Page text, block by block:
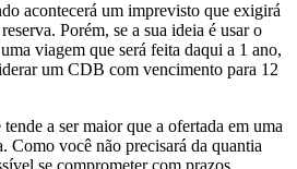
acontecerá um imprevisto que exigirá
Porém, se a sua ideia é usar o
viagem que será feita daqui a 1 ano,
um CDB com vencimento para 12
a ser maior que a ofertada em uma
Como você não precisará da quantia
se comprometer com prazos